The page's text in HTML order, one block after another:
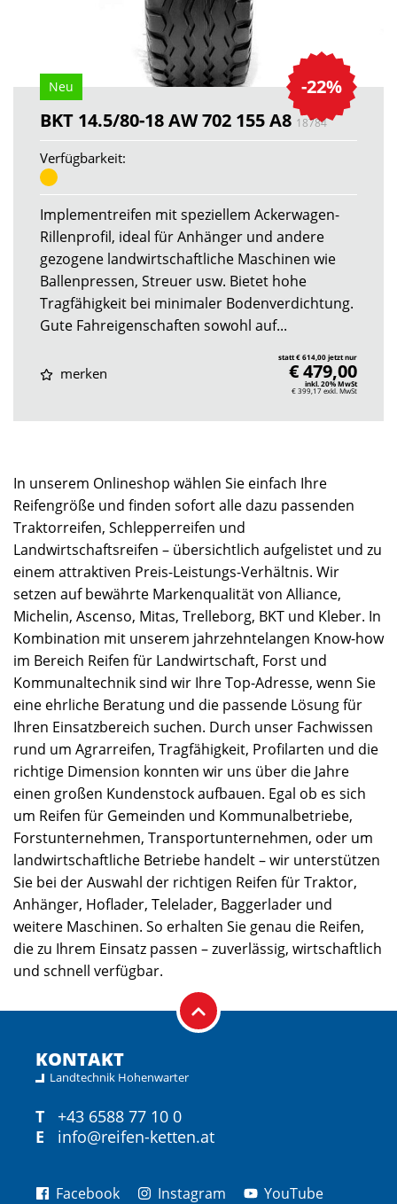
-22%
Neu
BKT 14.5/80-18 AW 702 155 A8 18784
Verfügbarkeit:
Implementreifen mit speziellem Ackerwagen-
Rillenprofil, ideal für Anhänger und andere
gezogene landwirtschaftliche Maschinen wie
Ballenpressen, Streuer usw. Bietet hohe
Tragfähigkeit bei minimaler Bodenverdichtung.
Gute Fahreigenschaften sowohl auf...
merken
statt € 614,00 jetzt nur
€ 479,00
inkl. 20% MwSt
€ 399,17exkl. MwSt
In unserem Onlineshop wählen Sie einfach Ihre
Reifengröße und finden sofort alle dazu passenden
Traktorreifen, Schlepperreifen und
Landwirtschaftsreifen – übersichtlich aufgelistet und zu
einem attraktiven Preis-Leistungs-Verhältnis. Wir
setzen auf bewährte Markenqualität von Alliance,
Michelin, Ascenso, Mitas, Trelleborg, BKT und Kleber. In
Kombination mit unserem jahrzehntelangen Know-how
im Bereich Reifen für Landwirtschaft, Forst und
Kommunaltechnik sind wir Ihre Top-Adresse, wenn Sie
eine ehrliche Beratung und die passende Lösung für
Ihren Einsatzbereich suchen. Durch unser Fachwissen
rund um Agrarreifen, Tragfähigkeit, Profilarten und die
richtige Dimension konnten wir uns über die Jahre
einen großen Kundenstock aufbauen. Egal ob es sich
um Reifen für Gemeinden und Kommunalbetriebe,
Forstunternehmen, Transportunternehmen, oder um
landwirtschaftliche Betriebe handelt – wir unterstützen
Sie bei der Auswahl der richtigen Reifen für Traktor,
Anhänger, Hoflader, Telelader, Baggerlader und
weitere Maschinen. So erhalten Sie genau die Reifen,
die zu Ihrem Einsatz passen – zuverlässig, wirtschaftlich
und schnell verfügbar.
KONTAKT
Landtechnik Hohenwarter
T
+43 6588 77 10 0
E
info@reifen-ketten.at
Facebook Instagram YouTube